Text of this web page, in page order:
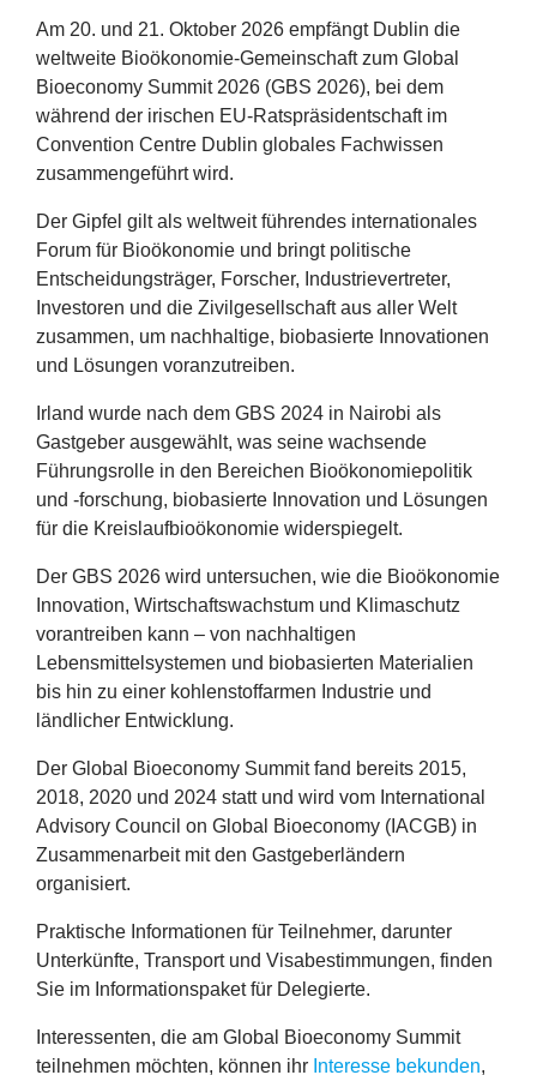
Fördermöglichkeiten
Presse
Am 20. und 21. Oktober 2026 empfängt Dublin die
weltweite Bioökonomie-Gemeinschaft zum Global
Bioeconomy Summit2026 (GBS 2026), bei dem
während der irischen EU-Ratspräsidentschaft im
Convention Centre Dublin globales Fachwissen
zusammengeführt wird.
Der Gipfel gilt als weltweit führendes internationales
Forum für Bioökonomie und bringt politische
Entscheidungsträger, Forscher, Industrievertreter,
Investoren und die Zivilgesellschaft aus aller Welt
zusammen, um nachhaltige, biobasierte Innovationen
und Lösungen voranzutreiben.
Irland wurde nach dem GBS 2024 in Nairobi als
Gastgeber ausgewählt, was seine wachsende
Führungsrolle in den Bereichen Bioökonomiepolitik
und ‑forschung, biobasierte Innovation und Lösungen
für die Kreislaufbioökonomie widerspiegelt.
Der GBS 2026 wird untersuchen, wie die Bioökonomie
Innovation, Wirtschaftswachstum und Klimaschutz
vorantreiben kann – von nachhaltigen
Lebensmittelsystemen und biobasierten Materialien
bis hin zu einer kohlenstoffarmen Industrie und
ländlicher Entwicklung.
Der Global Bioeconomy Summit fand bereits 2015,
2018, 2020 und 2024 statt und wird vom International
Advisory Council on Global Bioeconomy ( IACGB) in
Zusammenarbeit mit den Gastgeberländern
organisiert.
Praktische Informationen für Teilnehmer, darunter
Unterkünfte, Transport und Visabestimmungen, finden
Sie im Informationspaket für Delegierte.
Interessenten, die am Global Bioeconomy Summit
teilnehmen möchten, können ihr Interesse bekunden,